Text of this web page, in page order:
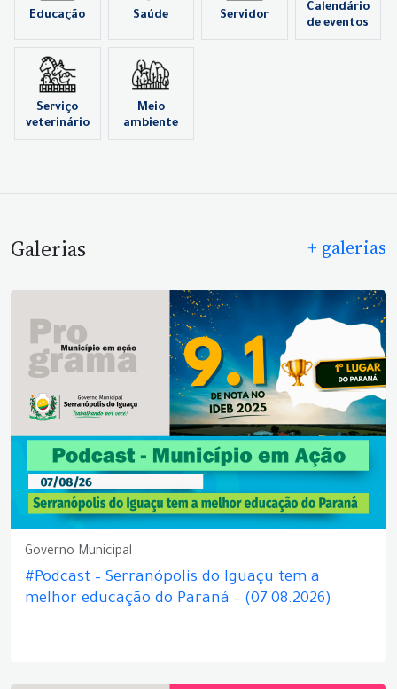
Educação Saúde Servidor
Calendário
de eventos
Serviço
veterinário
Meio
ambiente
Galerias + galerias
Governo Municipal
#Podcast – Serranópolis do Iguaçu tem a
melhor educação do Paraná – (07.08.2026)